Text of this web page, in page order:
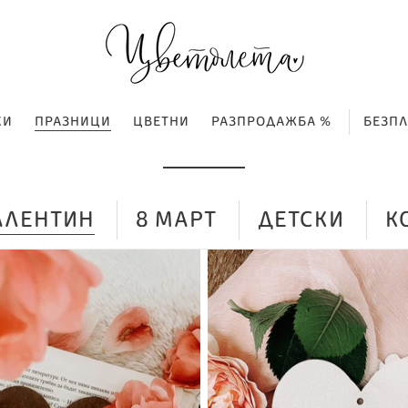
ПРАЗНИЦИ ЦВЕТНИ РАЗПРОДАЖБА %
8 МАРТ ДЕТСКИ
Нежен
подарък
за
твоята
половинка